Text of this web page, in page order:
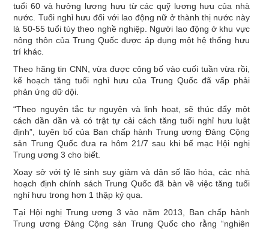
tuổi 60 và hưởng lương hưu từ các quỹ lương hưu của nhà
nước. Tuổi nghỉ hưu đối với lao động nữ ở thành thị nước này
là 50-55 tuổi tùy theo nghề nghiệp. Người lao động ở khu vực
nông thôn của Trung Quốc được áp dụng một hệ thống hưu
trí khác.
Theo hãng tin CNN, vừa được công bố vào cuối tuần vừa rồi,
kế hoạch tăng tuổi nghỉ hưu của Trung Quốc đã vấp phải
phản ứng dữ dội.
“Theo nguyên tắc tự nguyện và linh hoạt, sẽ thúc đẩy một
cách dần dần và có trật tự cải cách tăng tuổi nghỉ hưu luật
định”, tuyên bố của Ban chấp hành Trung ương Đảng Cộng
sản Trung Quốc đưa ra hôm 21/7 sau khi bế mạc Hội nghị
Trung ương 3 cho biết.
Xoay sở với tỷ lệ sinh suy giảm và dân số lão hóa, các nhà
hoạch định chính sách Trung Quốc đã bàn về việc tăng tuổi
nghỉ hưu trong hơn 1 thập kỷ qua.
Tại Hội nghị Trung ương 3 vào năm 2013, Ban chấp hành
Trung ương Đảng Cộng sản Trung Quốc cho rằng “nghiên